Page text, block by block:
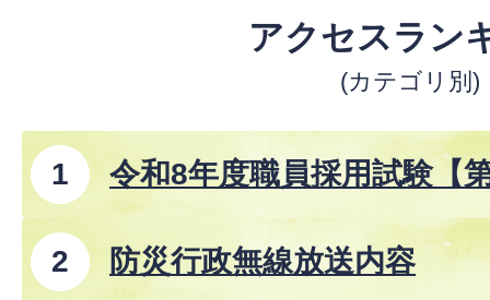
アクセスラン
(カテゴリ別)
令和8年度職員採用試験【
防災行政無線放送内容